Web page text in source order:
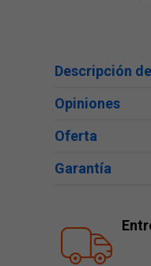
Descripción
Opiniones
Oferta
Garantía